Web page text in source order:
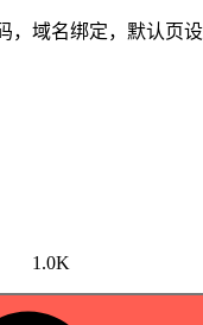
，域名绑定，默认页
1.0K